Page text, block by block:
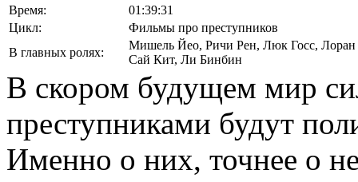
Время:
01:39:31
Цикл:
Фильмы про преступников
В главных ролях:
Мишель Йео, Ричи Рен, Люк Госс,
Сай Кит, Ли Бинбин
В скором будущем мир
преступниками будут
Именно о них, точнее о